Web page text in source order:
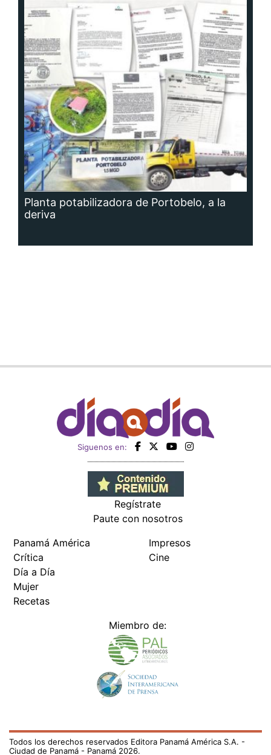
Planta potabilizadora de Portobelo, a la
deriva
Siguenos en:
Regístrate
Paute con nosotros
Panamá América
Crítica
Día a Día
Mujer
Recetas
Impresos
Cine
Miembro de:
Todos los derechos reservados Editora Panamá América S.A. -
Ciudad de Panamá - Panamá 2026.